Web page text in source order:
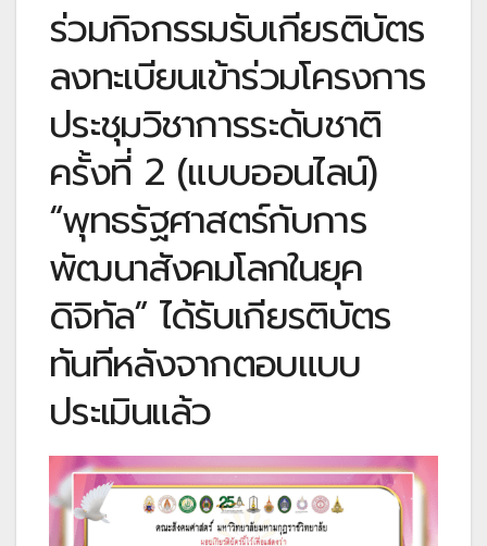
ร่วมกิจกรรมรับเกียรติบัตร
ลงทะเบียนเข้าร่วมโครงการ
ประชุมวิชาการระดับชาติ
ครั้งที่ 2 (แบบออนไลน์)
“พุทธรัฐศาสตร์กับการ
พัฒนาสังคมโลกในยุค
ดิจิทัล” ได้รับเกียรติบัตร
ทันทีหลังจากตอบแบบ
ประเมินแล้ว